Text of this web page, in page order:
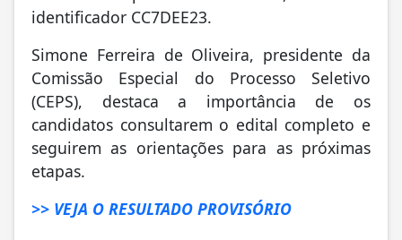
identificador CC7DEE23.
Simone Ferreira de Oliveira, presidente da
Comissão Especial do Processo Seletivo
(CEPS), destaca a importância de os
candidatos consultarem o edital completo e
seguirem as orientações para as próximas
etapas.
>> VEJA O RESULTADO PROVISÓRIO